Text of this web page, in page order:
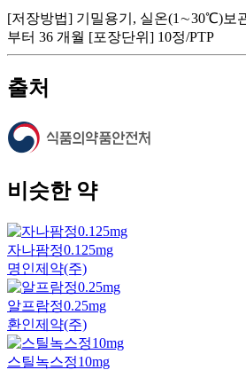
[저장방법] 기밀용기, 실온(1∼30℃)보
부터 36 개월 [포장단위] 10정/PTP
출처
비슷한 약
자나팜정0.125mg
명인제약(주)
알프람정0.25mg
환인제약(주)
스틸녹스정10mg